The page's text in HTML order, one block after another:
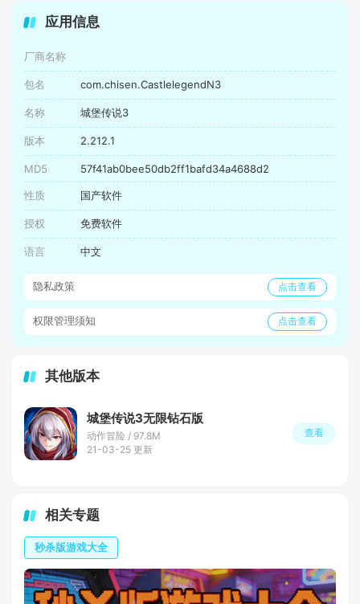
应用信息
厂商名称
包名 com.chisen.CastlelegendN3
名称 城堡传说3
版本 2.212.1
MD5 57f41ab0bee50db2ff1bafd34a4688d2
性质 国产软件
授权 免费软件
语言 中文
隐私政策 点击查看
权限管理须知 点击查看
其他版本
城堡传说3无限钻石版
动作冒险 / 97.8M
21-03-25 更新
查看
相关专题
秒杀版游戏大全